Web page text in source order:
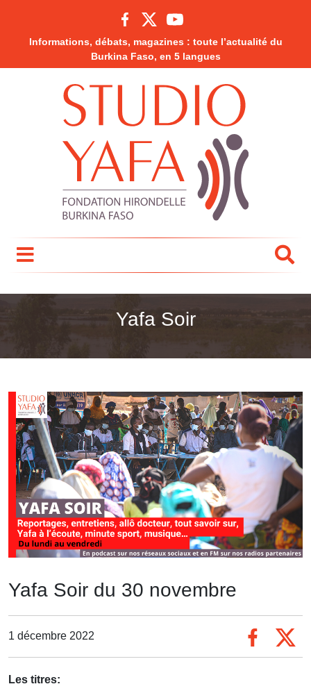
Informations, débats, magazines : toute l’actualité du
Burkina Faso, en 5 langues
Yafa Soir
Yafa Soir du 30 novembre
1 décembre 2022
Les titres: